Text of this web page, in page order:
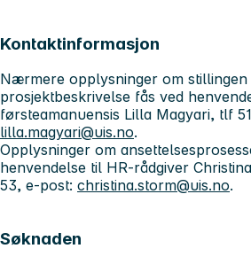
Kontaktinformasjon
Nærmere opplysninger om stillingen
prosjektbeskrivelse fås ved
førsteamanuensis Lilla Magyari, tlf
lilla.magyari@uis.no.
Opplysninger om
henvendelse til HR-rådgiver
53, e-post: christina.storm@uis.no.
Søknaden